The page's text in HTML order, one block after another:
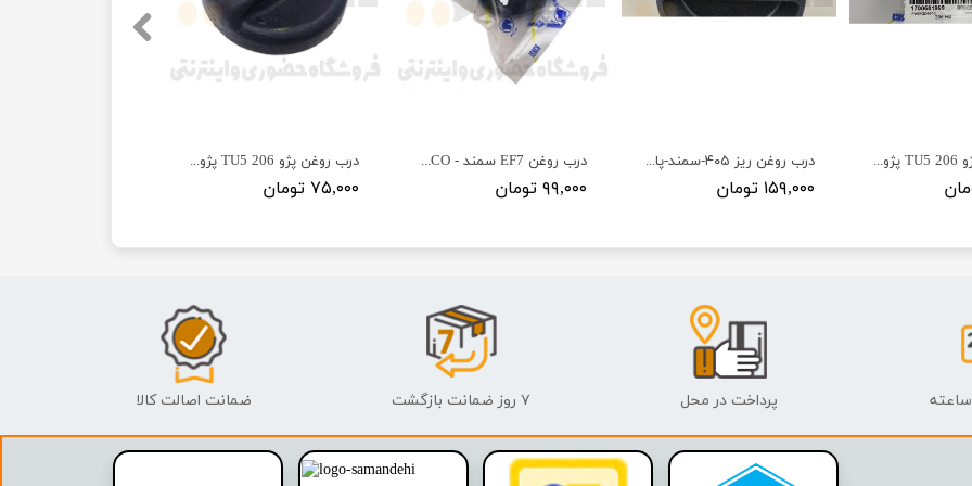
درب روغن پژو 206 TU5 پژو - ISACO - ایساکو
۷۵,۰۰۰ تومان
درب روغن EF7 سمند - ISACO - ایساکو-گارانتی پلاس
۹۹,۰۰۰ تومان
درب روغن ریز ۴۰۵-سمند-پارس - ISACO - ایساکو آبی-گارانتی پلاس
۱۵۹,۰۰۰ تومان
درب روغن پژو 206 TU5 پژو - - ISACO - ایساکو
پرداخت در محل ۷ روز ضمانت بازگشت ضمانت اصالت کالا